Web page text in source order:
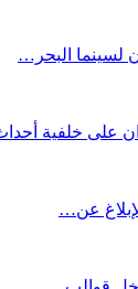
على خلفية
عن…